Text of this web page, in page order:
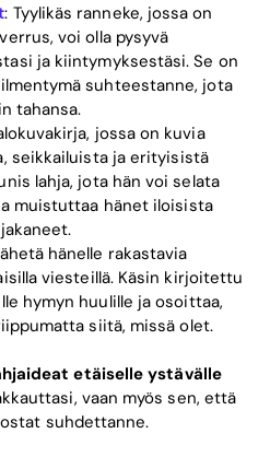
: Tyylikäs ranneke, jossa on
voi olla pysyvä
ja kiintymyksestäsi. Se on
suhteestanne, jota
tahansa.
jossa on kuvia
seikkailuista ja erityisistä
lahja, jota hän voi selata
muistuttaa hänet iloisista
hänelle rakastavia
viesteillä. Käsin kirjoitettu
hymyn huulille ja osoittaa,
siitä, missä olet.
etäiselle ystävälle
vaan myös sen, että
suhdettanne.